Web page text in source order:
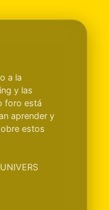
a la
y las
foro está
aprender y
estos